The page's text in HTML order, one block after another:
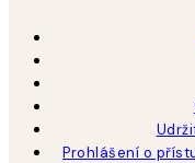
Prohlášení o